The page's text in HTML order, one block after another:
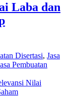
Laba dan
Disertasi, Jasa
Pembuatan
Nilai